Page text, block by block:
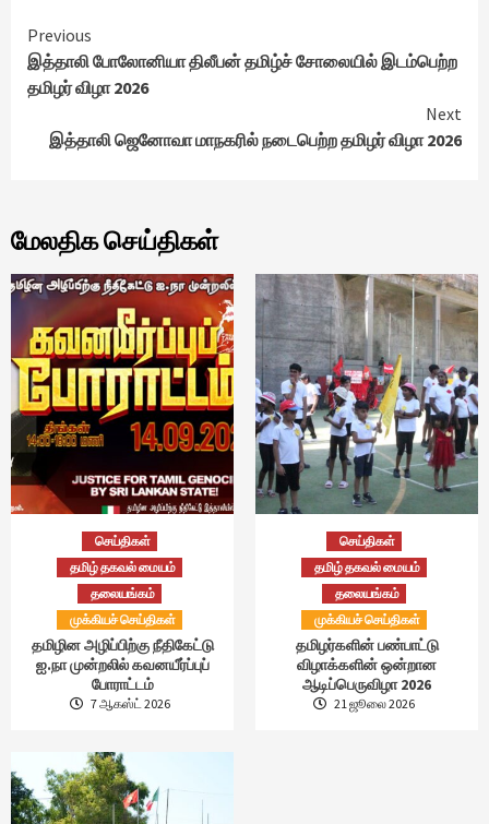
Continue
Reading
Previous
இத்தாலி போலோனியா திலீபன் தமிழ்ச் சோலையில் இடம்பெற்ற
தமிழர் விழா 2026
Next
இத்தாலி ஜெனோவா மாநகரில் நடைபெற்ற தமிழர் விழா 2026
மேலதிக செய்திகள்
செய்திகள்
தமிழ் தகவல் மையம்
தலையங்கம்
முக்கியச் செய்திகள்
தமிழின அழிப்பிற்கு நீதிகேட்டு
ஐ.நா முன்றலில் கவனயீர்ப்புப்
போராட்டம்
7 ஆகஸ்ட் 2026
செய்திகள்
தமிழ் தகவல் மையம்
தலையங்கம்
முக்கியச் செய்திகள்
தமிழர்களின் பண்பாட்டு
விழாக்களின் ஒன்றான
ஆடிப்பெருவிழா 2026
21 ஜூலை 2026